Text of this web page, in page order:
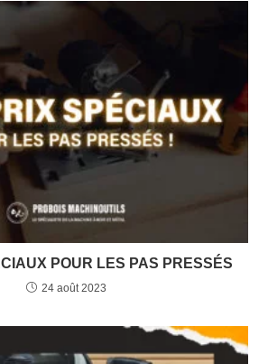
POUR LES PAS PRESSÉS
24 août 2023